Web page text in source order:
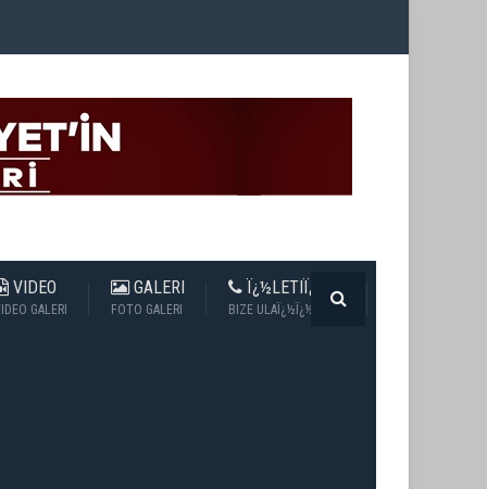
VIDEO
GALERI
GALERI
FOTO GALERI
Ï¿½LETIÏ¿½IM
BIZE ULAÏ¿½Ï¿½N